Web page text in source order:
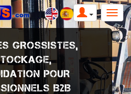
GROSSISTES,
POUR
B2B